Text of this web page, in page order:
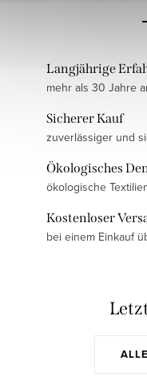
Langjährige
mehr als 30 Jahre
Sicherer Kauf
zuverlässiger und
Ökologisches
ökologische
Kostenloser
bei einem Einkauf